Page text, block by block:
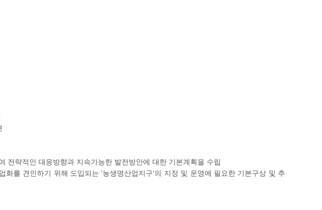
전략적인 대응방향과 지속가능한 발전방안에 대한 기본계획을 수립
화를 견인하기 위해 도입되는 '농생명산업지구'의 지정 및 운영에 필요한 기본구상 및 추